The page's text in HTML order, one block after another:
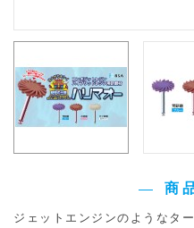
商
ジェットエンジンのようなタ